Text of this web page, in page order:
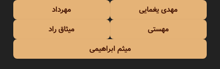
مهدی یغمایی
مهرداد
مهستی
میثاق راد
میثم ابراهیمی